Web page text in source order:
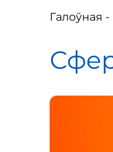
Галоўная -